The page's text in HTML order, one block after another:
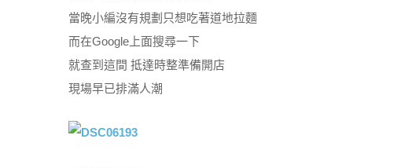
當晚小編沒有規劃只想吃著道地拉麵
而在Google上面搜尋一下
就查到這間 抵達時整準備開店
現場早已排滿人潮